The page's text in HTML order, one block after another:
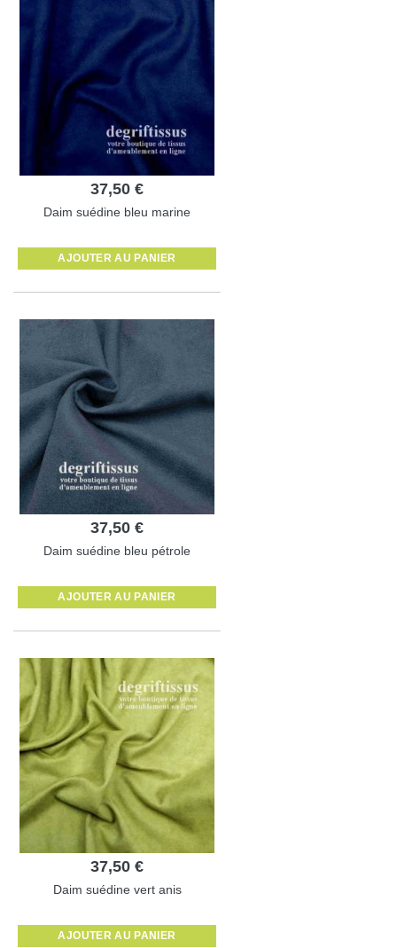
37,50 €
Daim suédine bleu marine
AJOUTER AU PANIER
37,50 €
Daim suédine bleu pétrole
AJOUTER AU PANIER
37,50 €
Daim suédine vert anis
AJOUTER AU PANIER